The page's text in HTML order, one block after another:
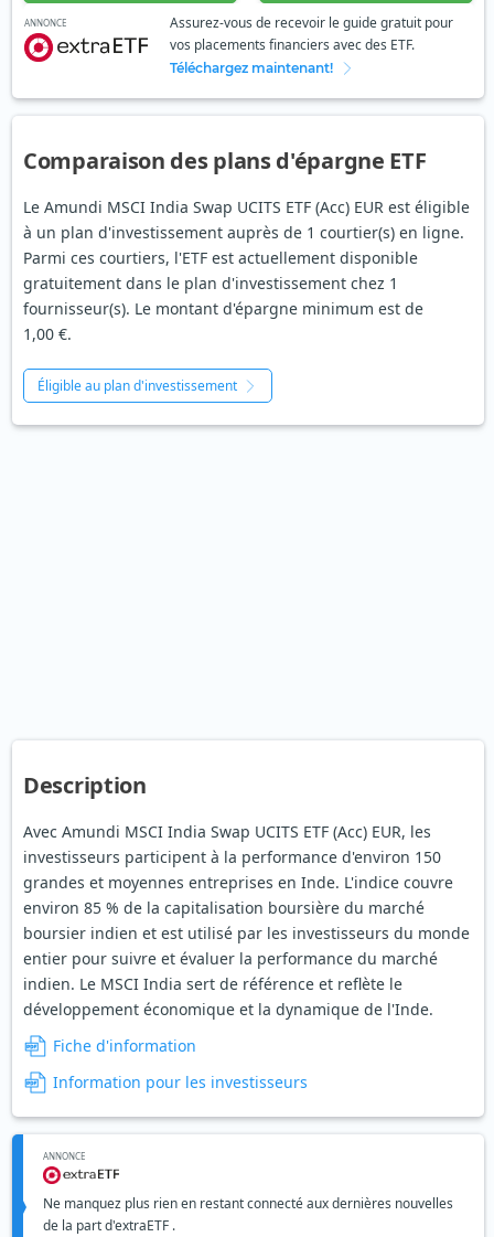
ANNONCE
Assurez-vous de recevoir le guide gratuit pour
vos placements financiers avec des ETF.
Téléchargez maintenant!
Comparaison des plans d'épargne ETF
Le Amundi MSCI India Swap UCITS ETF (Acc) EUR est éligible
à un plan d'investissement auprès de 1 courtier(s) en ligne.
Parmi ces courtiers, l'ETF est actuellement disponible
gratuitement dans le plan d'investissement chez 1
fournisseur(s). Le montant d'épargne minimum est de
1,00 €.
Éligible au plan d'investissement
Description
Avec Amundi MSCI India Swap UCITS ETF (Acc) EUR, les
investisseurs participent à la performance d'environ 150
grandes et moyennes entreprises en Inde. L'indice couvre
environ 85 % de la capitalisation boursière du marché
boursier indien et est utilisé par les investisseurs du monde
entier pour suivre et évaluer la performance du marché
indien. Le MSCI India sert de référence et reflète le
développement économique et la dynamique de l'Inde.
Fiche d'information
Information pour les investisseurs
ANNONCE
Ne manquez plus rien en restant connecté aux dernières nouvelles
de la part d'extraETF .